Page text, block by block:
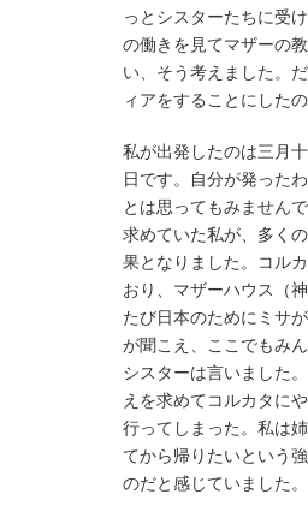
っとシスターたちに受
の働きを見てマザーの
い、そう考えました。
ィアをすることにしたの
私が出発したのは三月
日です。自分が発った
とは思ってもみません
求めていた私が、多く
果となりました。コル
おり、マザーハウス（
たび日本のためにミサ
が聞こえ、ここでもみ
シスターは言いました
えを求めてコルカタに
行ってしまった。私は
てから帰りたいという
のだと感じていました。